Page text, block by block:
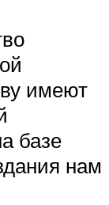
имеют
базе
нам